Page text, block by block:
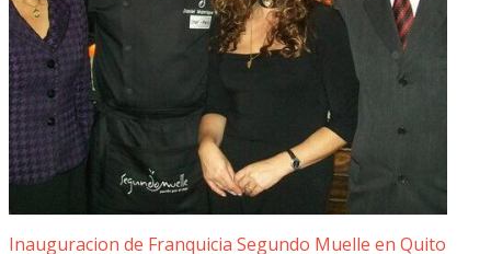
Inauguracion de Franquicia Segundo Muelle en Quito